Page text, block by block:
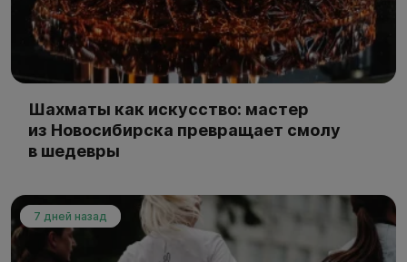
Шахматы как искусство: мастер
из Новосибирска превращает смолу
в шедевры
7 дней назад